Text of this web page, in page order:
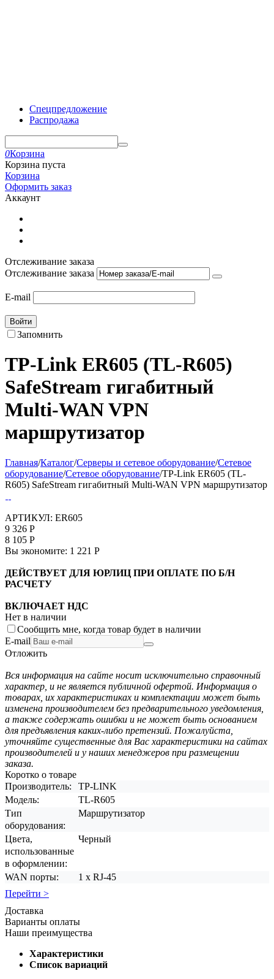
Спецпредложение
Распродажа
0Корзина
Корзина пуста
Корзина
Оформить заказ
Аккаунт
Отслеживание заказа
Отслеживание заказа
E-mail
Войти
Запомнить
TP-Link ER605 (TL-R605)
SafeStream гигабитный
Multi-WAN VPN
маршрутизатор
Главная/Каталог/Серверы и сетевое оборудование/Сетевое
оборудование/Сетевое оборудование/TP-Link ER605 (TL-
R605) SafeStream гигабитный Multi-WAN VPN маршрутизатор
АРТИКУЛ: ER605
9 326 Р
8 105 Р
Вы экономите: 1 221 Р
ДЕЙСТВУЕТ ДЛЯ ЮРЛИЦ ПРИ ОПЛАТЕ ПО Б/Н
РАСЧЕТУ
ВКЛЮЧАЕТ НДС
Нет в наличии
Сообщить мне, когда товар будет в наличии
E-mail
Отложить
Вся информация на сайте носит исключительно справочный
характер, и не является публичной офертой. Информация о
товарах, их характеристиках и комплектации может быть
изменена производителем без предварительного уведомления,
а также содержать ошибки и не может быть основанием
для предъявления каких-либо претензий. Пожалуйста,
уточняйте существенные для Вас характеристики на сайтах
производителей и у наших менеджеров при размещении
заказа.
Коротко о товаре
Производитель:
TP-LINK
Модель:
TL-R605
Тип
оборудования:
Маршрутизатор
Цвета,
использованные
в оформлении:
Черный
WAN порты:
1 х RJ-45
Перейти >
Доставка
Варианты оплаты
Наши преимущества
Характеристики
Список вариаций